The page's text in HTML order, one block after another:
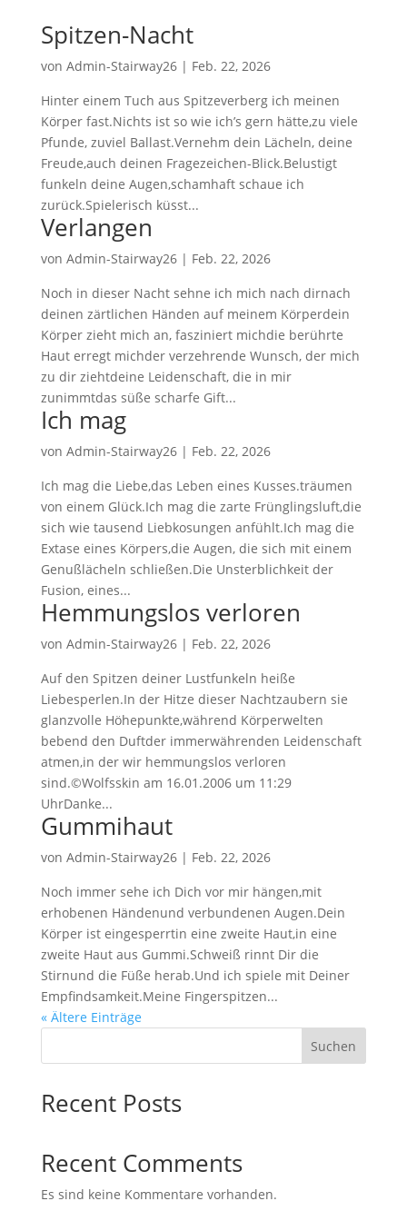
Spitzen-Nacht
von Admin-Stairway26| Feb. 22, 2026
Hinter einem Tuch aus Spitzeverberg ich meinen
Körper fast.Nichts ist so wie ich’s gern hätte,zu viele
Pfunde, zuviel Ballast.Vernehm dein Lächeln, deine
Freude,auch deinen Fragezeichen-Blick.Belustigt
funkeln deine Augen,schamhaft schaue ich
zurück.Spielerisch küsst...
Verlangen
von Admin-Stairway26| Feb. 22, 2026
Noch in dieser Nacht sehne ich mich nach dirnach
deinen zärtlichen Händen auf meinem Körperdein
Körper zieht mich an, fasziniert michdie berührte
Haut erregt michder verzehrende Wunsch, der mich
zu dir ziehtdeine Leidenschaft, die in mir
zunimmtdas süße scharfe Gift...
Ich mag
von Admin-Stairway26| Feb. 22, 2026
Ich mag die Liebe,das Leben eines Kusses.träumen
von einem Glück.Ich mag die zarte Frünglingsluft,die
sich wie tausend Liebkosungen anfühlt.Ich mag die
Extase eines Körpers,die Augen, die sich mit einem
Genußlächeln schließen.Die Unsterblichkeit der
Fusion, eines...
Hemmungslos verloren
von Admin-Stairway26| Feb. 22, 2026
Auf den Spitzen deiner Lustfunkeln heiße
Liebesperlen.In der Hitze dieser Nachtzaubern sie
glanzvolle Höhepunkte,während Körperwelten
bebend den Duftder immerwährenden Leidenschaft
atmen,in der wir hemmungslos verloren
sind.©Wolfsskin am 16.01.2006 um 11:29
UhrDanke...
Gummihaut
von Admin-Stairway26| Feb. 22, 2026
Noch immer sehe ich Dich vor mir hängen,mit
erhobenen Händenund verbundenen Augen.Dein
Körper ist eingesperrtin eine zweite Haut,in eine
zweite Haut aus Gummi.Schweiß rinnt Dir die
Stirnund die Füße herab.Und ich spiele mit Deiner
Empfindsamkeit.Meine Fingerspitzen...
« Ältere Einträge
Suchen
Recent Posts
Recent Comments
Es sind keine Kommentare vorhanden.